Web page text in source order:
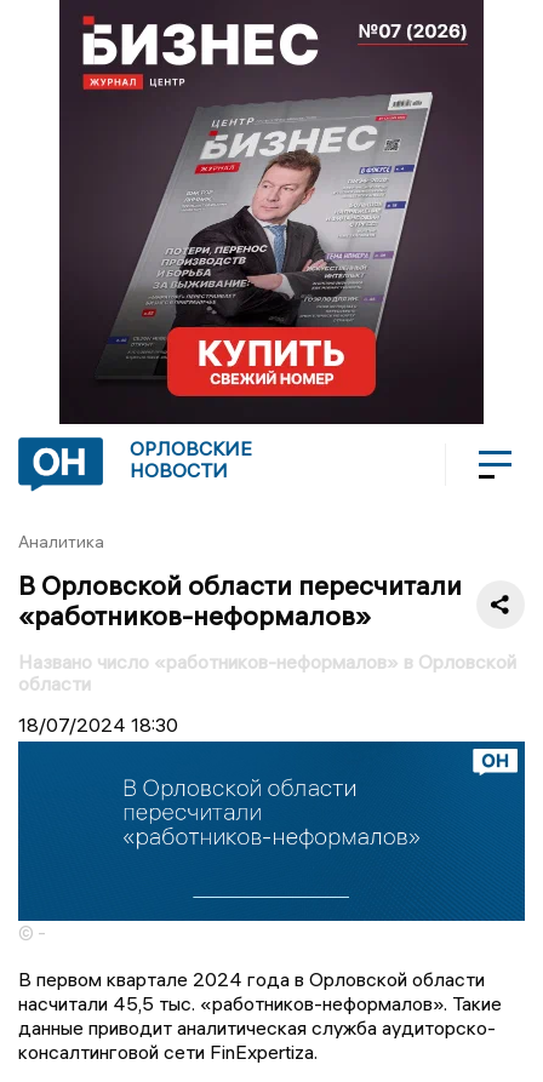
ОРЛОВСКИЕ
НОВОСТИ
Аналитика
В Орловской области пересчитали
«работников-неформалов»
Названо число «работников-неформалов» в Орловской
области
18/07/2024 18:30
© -
В первом квартале 2024 года в Орловской области
насчитали 45,5 тыс. «работников-неформалов». Такие
данные приводит аналитическая служба аудиторско-
консалтинговой сети FinExpertiza.